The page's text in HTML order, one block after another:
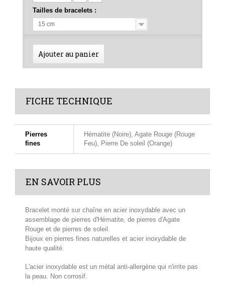
Tailles de bracelets :
15 cm
Ajouter au panier
FICHE TECHNIQUE
Pierres
fines
Hématite (Noire), Agate Rouge (Rouge
Feu), Pierre De soleil (Orange)
EN SAVOIR PLUS
Bracelet monté sur chaîne en acier inoxydable avec un
assemblage de pierres d'Hématite, de pierres d'Agate
Rouge et de pierres de soleil.
Bijoux en pierres fines naturelles et acier inoxydable de
haute qualité.
L'acier inoxydable est un métal anti-allergène qui n'irrite pas
la peau. Non corrosif.